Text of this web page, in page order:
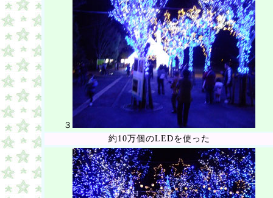
３
約10万個のLEDを使った